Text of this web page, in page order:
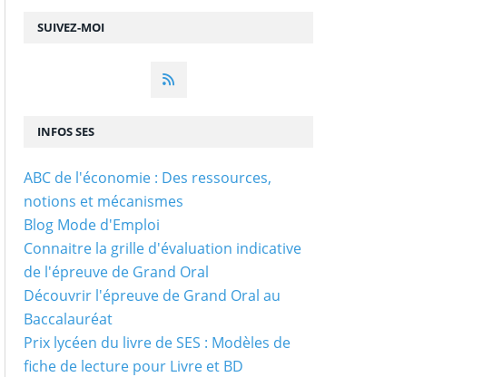
SUIVEZ-MOI
INFOS SES
ABC de l'économie : Des ressources,
notions et mécanismes
Blog Mode d'Emploi
Connaitre la grille d'évaluation indicative
de l'épreuve de Grand Oral
Découvrir l'épreuve de Grand Oral au
Baccalauréat
Prix lycéen du livre de SES : Modèles de
fiche de lecture pour Livre et BD